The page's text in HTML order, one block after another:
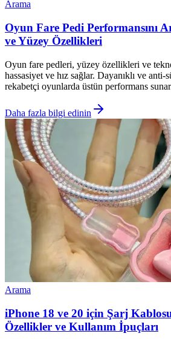
Arama
Oyun Fare Pedi Performansını
ve Yüzey Özellikleri
Oyun fare pedleri, yüzey özellikleri ve
hassasiyet ve hız sağlar. Dayanıklı ve
rekabetçi oyunlarda üstün performans
Daha fazla bilgi edinin
Arama
iPhone 18 ve 20 için Şarj
Özellikler ve Kullanım İpuçları